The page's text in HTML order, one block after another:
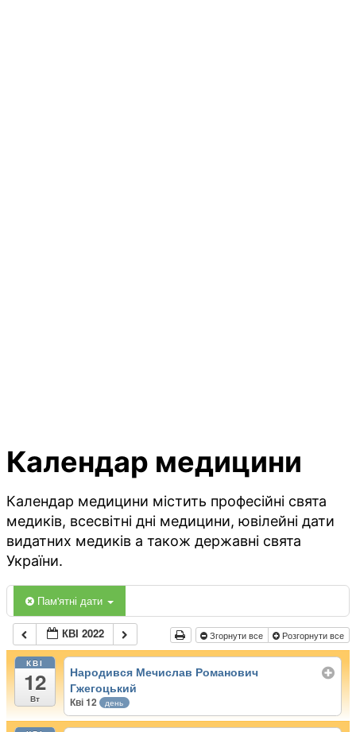
Календар медицини
Календар медицини містить професійні свята
медиків, всесвітні дні медицини, ювілейні дати
видатних медиків а також державні свята
України.
Пам'ятні дати
КВІ 2022 Згорнути все Розгорнути все
КВІ
12
Вт
Народився Мечислав Романович
Гжегоцький
Кві 12 день